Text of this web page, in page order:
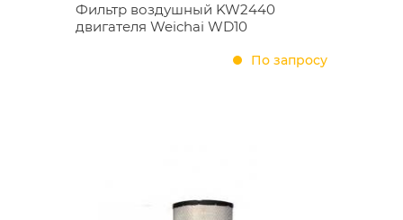
Фильтр воздушный KW2440
двигателя Weichai WD10
По запросу